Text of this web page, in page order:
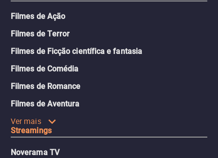
Filmes de Ação
Filmes de Terror
Filmes de Ficção científica e fantasia
Filmes de Comédia
Filmes de Romance
Filmes de Aventura
Ver mais
Streamings
Noverama TV